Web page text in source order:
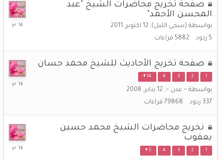
صفحة تخريج محاضرات الشيخ "عبد
المحسن الأحمد"
بواسطة (سجى الليل), 12 اكتوبر, 2011
5 ردود 5882 قراءات
31
صفحة تخريج الأحاديث للشيخ محمد حسان
1
2
3
4
14
بواسطة ~ عدن ~, 12 يناير, 2008
337 ردود 79868 قراءات
31
تخريج محاضرات الشيخ محمد حسين
يعقوب
1
2
3
4
5
6